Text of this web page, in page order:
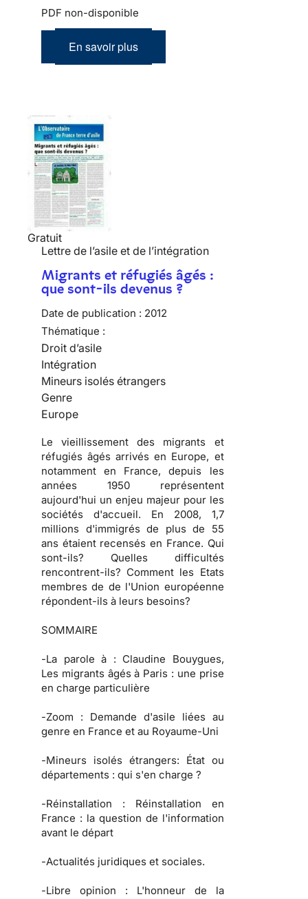
PDF non-disponible
En savoir plus
Gratuit
Lettre de l’asile et de l’intégration
Migrants et réfugiés âgés :
que sont-ils devenus ?
Date de publication : 2012
Thématique :
Droit d’asile
Intégration
Mineurs isolés étrangers
Genre
Europe
Le vieillissement des migrants et
réfugiés âgés arrivés en Europe, et
notamment en France, depuis les
années 1950 représentent
aujourd'hui un enjeu majeur pour les
sociétés d'accueil. En 2008, 1,7
millions d'immigrés de plus de 55
ans étaient recensés en France. Qui
sont-ils? Quelles difficultés
rencontrent-ils? Comment les Etats
membres de de l'Union européenne
répondent-ils à leurs besoins?
SOMMAIRE
-La parole à : Claudine Bouygues,
Les migrants âgés à Paris : une prise
en charge particulière
-Zoom : Demande d'asile liées au
genre en France et au Royaume-Uni
-Mineurs isolés étrangers: État ou
départements : qui s'en charge ?
-Réinstallation : Réinstallation en
France : la question de l'information
avant le départ
-Actualités juridiques et sociales.
-Libre opinion : L'honneur de la